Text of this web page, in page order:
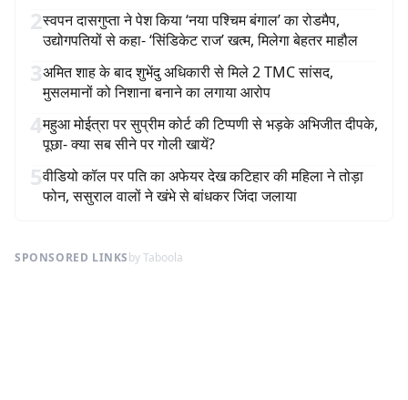
2स्वपन दासगुप्ता ने पेश किया ‘नया पश्चिम बंगाल’ का रोडमैप,
उद्योगपतियों से कहा- ‘सिंडिकेट राज’ खत्म, मिलेगा बेहतर माहौल
3अमित शाह के बाद शुभेंदु अधिकारी से मिले 2 TMC सांसद,
मुसलमानों को निशाना बनाने का लगाया आरोप
4महुआ मोईत्रा पर सुप्रीम कोर्ट की टिप्पणी से भड़के अभिजीत दीपके,
पूछा- क्या सब सीने पर गोली खायें?
5वीडियो कॉल पर पति का अफेयर देख कटिहार की महिला ने तोड़ा
फोन, ससुराल वालों ने खंभे से बांधकर जिंदा जलाया
SPONSORED LINKSby Taboola